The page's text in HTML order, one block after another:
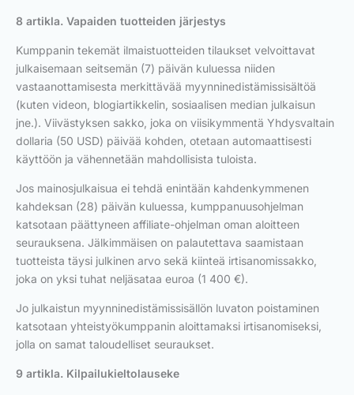
8 artikla. Vapaiden tuotteiden järjestys
Kumppanin tekemät ilmaistuotteiden tilaukset velvoittavat
julkaisemaan seitsemän (7) päivän kuluessa niiden
vastaanottamisesta merkittävää myynninedistämissisältöä
(kuten videon, blogiartikkelin, sosiaalisen median julkaisun
jne.). Viivästyksen sakko, joka on viisikymmentä Yhdysvaltain
dollaria (50 USD) päivää kohden, otetaan automaattisesti
käyttöön ja vähennetään mahdollisista tuloista.
Jos mainosjulkaisua ei tehdä enintään kahdenkymmenen
kahdeksan (28) päivän kuluessa, kumppanuusohjelman
katsotaan päättyneen affiliate-ohjelman oman aloitteen
seurauksena. Jälkimmäisen on palautettava saamistaan
tuotteista täysi julkinen arvo sekä kiinteä irtisanomissakko,
joka on yksi tuhat neljäsataa euroa (1 400 €).
Jo julkaistun myynninedistämissisällön luvaton poistaminen
katsotaan yhteistyökumppanin aloittamaksi irtisanomiseksi,
jolla on samat taloudelliset seuraukset.
9 artikla. Kilpailukieltolauseke